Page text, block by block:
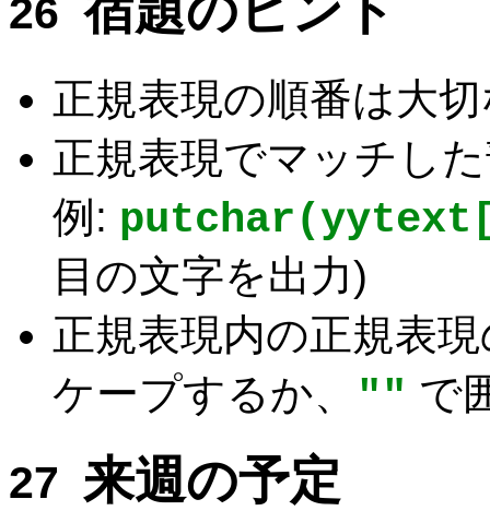
正規表現の順番は大
正規表現でマッチし
例:
目の文字を出力)
正規表現内の正規表
ケープするか、 "" で
来週の予定